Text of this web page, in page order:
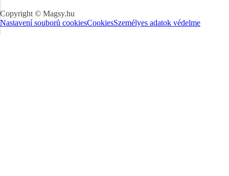
Copyright © Magsy.hu
Nastavení souborů cookiesCookiesSzemélyes adatok védelme